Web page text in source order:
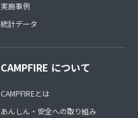
実施事例
統計データ
CAMPFIRE について
CAMPFIREとは
あんしん・安全への取り組み